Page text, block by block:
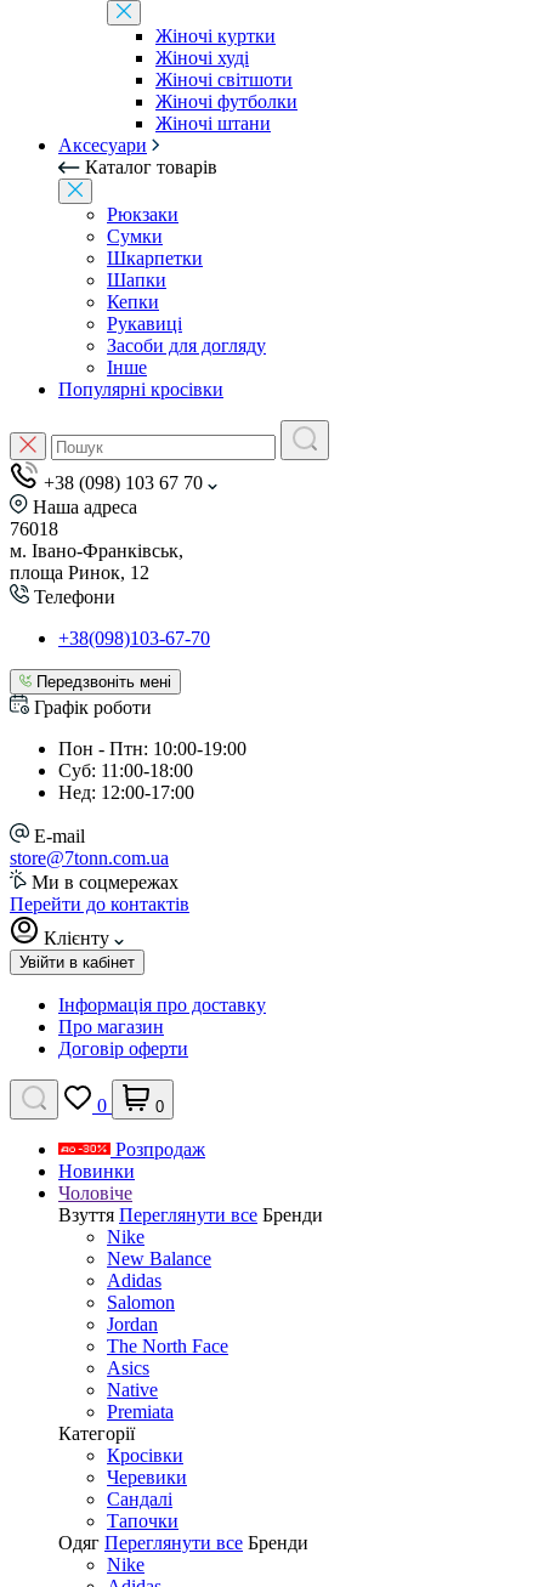
Жіночі куртки
Жіночі худі
Жіночі світшоти
Жіночі футболки
Жіночі штани
Аксесуари
Каталог товарів
Рюкзаки
Сумки
Шкарпетки
Шапки
Кепки
Рукавиці
Засоби для догляду
Інше
Популярні кросівки
+38 (098) 103 67 70
Наша адреса
76018
м. Івано-Франківськ,
площа Ринок, 12
Телефони
+38(098)103-67-70
Передзвоніть мені
Графік роботи
Пон - Птн: 10:00-19:00
Суб: 11:00-18:00
Нед: 12:00-17:00
E-mail
store@7tonn.com.ua
Ми в соцмережах
Перейти до контактів
Клієнту
Увійти в кабінет
Інформація про доставку
Про магазин
Договір оферти
0 0
Розпродаж
Новинки
Чоловіче
Взуття Переглянути все Бренди
Nike
New Balance
Adidas
Salomon
Jordan
The North Face
Asics
Native
Premiata
Категорії
Кросівки
Черевики
Сандалі
Tапочки
Одяг Переглянути все Бренди
Nike